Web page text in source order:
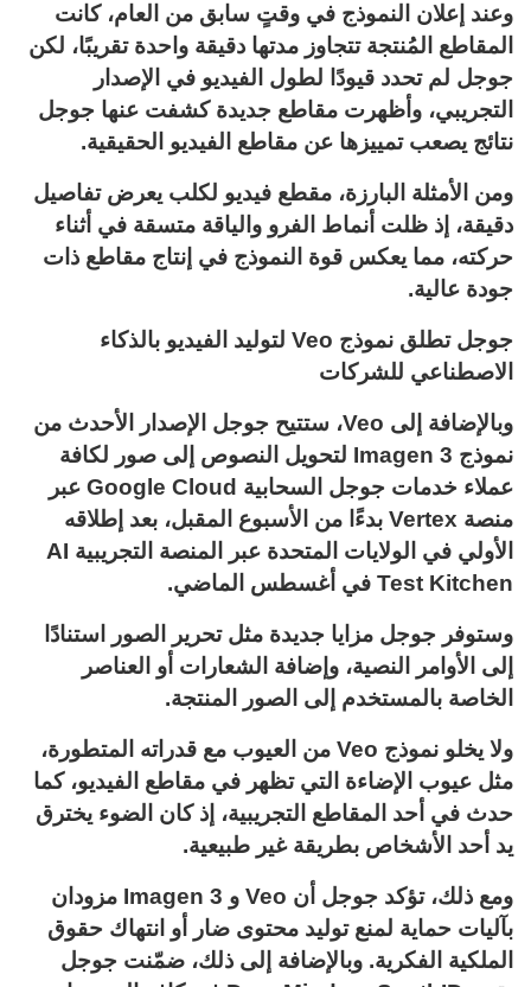
وعند إعلان النموذج في وقتٍ سابق من العام، كانت
المقاطع المُنتجة تتجاوز مدتها دقيقة واحدة تقريبًا، لكن
جوجل لم تحدد قيودًا لطول الفيديو في الإصدار
التجريبي، وأظهرت مقاطع جديدة كشفت عنها جوجل
نتائج يصعب تمييزها عن مقاطع الفيديو الحقيقية.
ومن الأمثلة البارزة، مقطع فيديو لكلب يعرض تفاصيل
دقيقة، إذ ظلت أنماط الفرو والياقة متسقة في أثناء
حركته، مما يعكس قوة النموذج في إنتاج مقاطع ذات
جودة عالية.
جوجل تطلق نموذج Veo لتوليد الفيديو بالذكاء
الاصطناعي للشركات
وبالإضافة إلى Veo، ستتيح جوجل الإصدار الأحدث من
نموذج Imagen 3 لتحويل النصوص إلى صور لكافة
عملاء خدمات جوجل السحابية Google Cloud عبر
منصة Vertex بدءًا من الأسبوع المقبل، بعد إطلاقه
الأولي في الولايات المتحدة عبر المنصة التجريبية AI
Test Kitchen في أغسطس الماضي.
وستوفر جوجل مزايا جديدة مثل تحرير الصور استنادًا
إلى الأوامر النصية، وإضافة الشعارات أو العناصر
الخاصة بالمستخدم إلى الصور المنتجة.
ولا يخلو نموذج Veo من العيوب مع قدراته المتطورة،
مثل عيوب الإضاءة التي تظهر في مقاطع الفيديو، كما
حدث في أحد المقاطع التجريبية، إذ كان الضوء يخترق
يد أحد الأشخاص بطريقة غير طبيعية.
ومع ذلك، تؤكد جوجل أن Veo و Imagen 3 مزودان
بآليات حماية لمنع توليد محتوى ضار أو انتهاك حقوق
الملكية الفكرية. وبالإضافة إلى ذلك، ضمّنت جوجل